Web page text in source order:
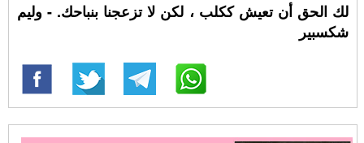
لك الحق أن تعيش ككلب ، لكن لا تزعجنا بنباحك. - وليم
شكسبير